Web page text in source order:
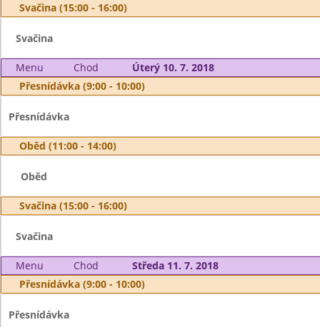
Svačina (15:00 - 16:00)
Svačina
Menu Chod
Úterý 10. 7. 2018
Přesnídávka (9:00 - 10:00)
Přesnídávka
Oběd (11:00 - 14:00)
Oběd
Svačina (15:00 - 16:00)
Svačina
Menu Chod
Středa 11. 7. 2018
Přesnídávka (9:00 - 10:00)
Přesnídávka